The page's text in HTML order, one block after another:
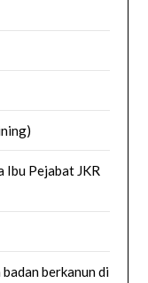
Ibu Pejabat JKR
berkanun di